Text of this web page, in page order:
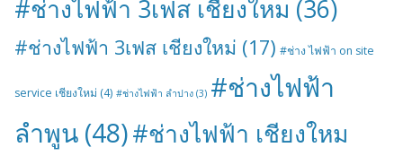
#ช่างไฟฟ้า 3เฟส เชียงใหม (36)
#ช่างไฟฟ้า 3เฟส เชียงใหม่ (17) #ช่าง ไฟฟ้า on site
service เชียงใหม่ (4) #ช่างไฟฟ้า ลำปาง (3) #ช่างไฟฟ้า
ลำพูน (48)#ช่างไฟฟ้า เชียงใหม